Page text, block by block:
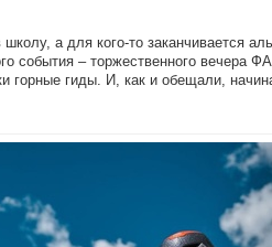
а для кого-то заканчивается
события – торжественного вечера
горные гиды. И, как и обещали,